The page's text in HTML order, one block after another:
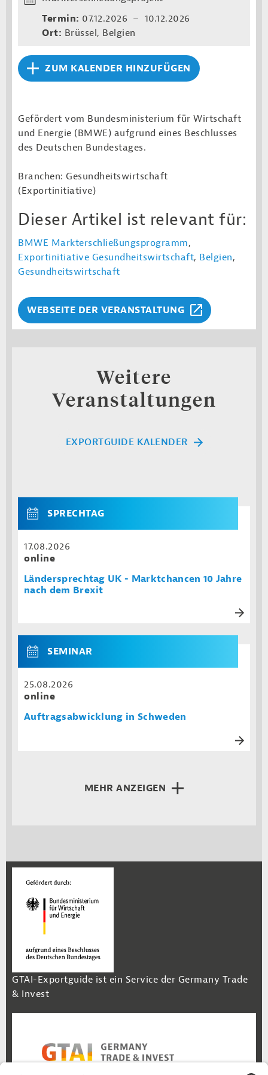
Termin: 07.12.2026 – 10.12.2026
Ort: Brüssel, Belgien
ZUM KALENDER HINZUFÜGEN
Gefördert vom Bundesministerium für Wirtschaft
und Energie (BMWE) aufgrund eines Beschlusses
des Deutschen Bundestages.
Branchen: Gesundheitswirtschaft
(Exportinitiative)
Dieser Artikel ist relevant für:
BMWE Markterschließungsprogramm,
Exportinitiative Gesundheitswirtschaft, Belgien,
Gesundheitswirtschaft
WEBSEITE DER VERANSTALTUNG
Weitere
Veranstaltungen
EXPORTGUIDE KALENDER
SPRECHTAG
17.08.2026
online
Ländersprechtag UK - Marktchancen 10 Jahre
nach dem Brexit
SEMINAR
25.08.2026
online
Auftragsabwicklung in Schweden
MEHR ANZEIGEN
GTAI-Exportguide ist ein Service der Germany Trade
& Invest